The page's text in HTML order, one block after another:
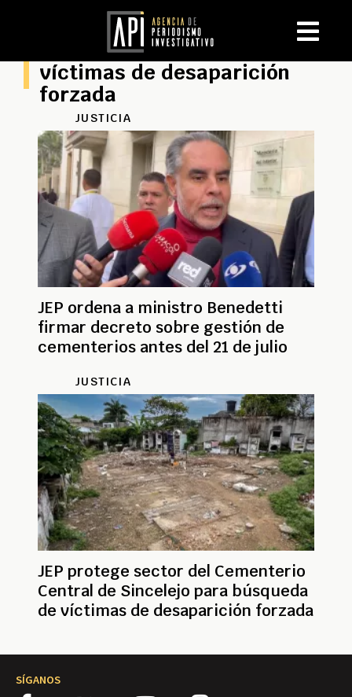
víctimas de desaparición
forzada
JUSTICIA
JEP ordena a ministro Benedetti
firmar decreto sobre gestión de
cementerios antes del 21 de julio
JUSTICIA
JEP protege sector del Cementerio
Central de Sincelejo para búsqueda
de víctimas de desaparición forzada
SÍGANOS